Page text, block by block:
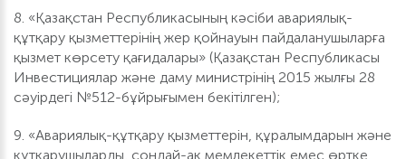
8. «Қазақстан Республикасының кәсіби авариялық-
құтқару қызметтерінің жер қойнауын пайдаланушыларға
қызмет көрсету қағидалары» (Қазақстан Республикасы
Инвестициялар және даму министрінің 2015 жылғы 28
сәуірдегі №512-бұйрығымен бекітілген);
9. «Авариялық-құтқару қызметтерін, құралымдарын және
құтқарушыларды, сондай-ақ мемлекеттік емес өртке